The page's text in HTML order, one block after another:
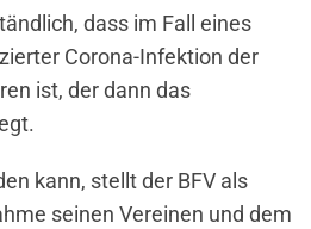
dass im Fall eines
Corona-Infektion der
ist, der dann das
kann, stellt der BFV als
seinen Vereinen und dem